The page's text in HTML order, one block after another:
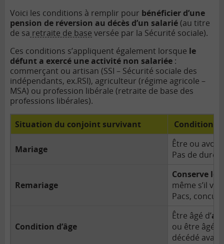
Voici les conditions à remplir pour bénéficier d’une
pension de réversion au décès d’un salarié(au titre
de sa retraite de base versée par la Sécurité sociale).
Ces conditions s’appliquent également lorsque le
défunt a exercé une activité non salariée :
commerçant ou artisan (SSI – Sécurité sociale des
indépendants, ex.RSI), agriculteur (régime agricole –
MSA) ou profession libérale (retraite de base des
professions libérales).
Situation du conjoint survivant Conditions
Mariage
Être ou avoir
Pas de
Remariage
Conserve
même s’il vit
Pacs,
Condition d’âge
Être âgé d’au
ou être âgé
décédé